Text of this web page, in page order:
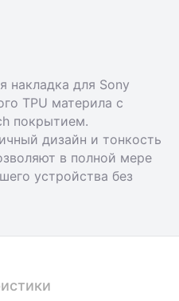
накладка для Sony
TPU материла с
покрытием.
дизайн и тонкость
в полной мере
устройства без